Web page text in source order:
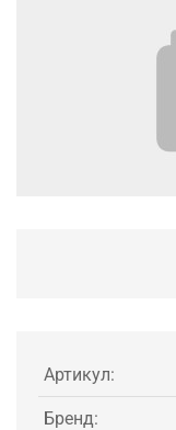
Артикул:
Бренд: